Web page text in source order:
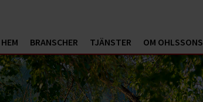
HEM BRANSCHER TJÄNSTER OM OHLSSONS